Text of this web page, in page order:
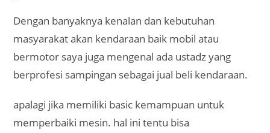
Dengan banyaknya kenalan dan kebutuhan
masyarakat akan kendaraan baik mobil atau
bermotor saya juga mengenal ada ustadz yang
berprofesi sampingan sebagai jual beli kendaraan.
apalagi jika memiliki basic kemampuan untuk
memperbaiki mesin. hal ini tentu bisa